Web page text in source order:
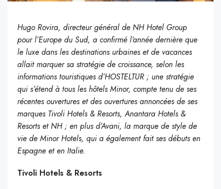
Hugo Rovira, directeur général de NH Hotel Group
pour l’Europe du Sud, a confirmé l’année dernière que
le luxe dans les destinations urbaines et de vacances
allait marquer sa stratégie de croissance, selon les
informations touristiques d’HOSTELTUR ; une stratégie
qui s’étend à tous les hôtels Minor, compte tenu de ses
récentes ouvertures et des ouvertures annoncées de ses
marques Tivoli Hotels & Resorts, Anantara Hotels &
Resorts et NH ; en plus d’Avani, la marque de style de
vie de Minor Hotels, qui a également fait ses débuts en
Espagne et en Italie.
Tivoli Hotels & Resorts